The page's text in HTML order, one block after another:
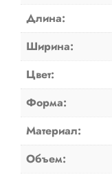
Длина:
Ширина:
Цвет:
Форма:
Материал:
Объем: